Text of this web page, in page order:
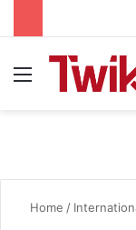
Home /